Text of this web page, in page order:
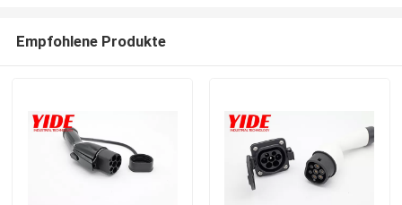
Empfohlene Produkte